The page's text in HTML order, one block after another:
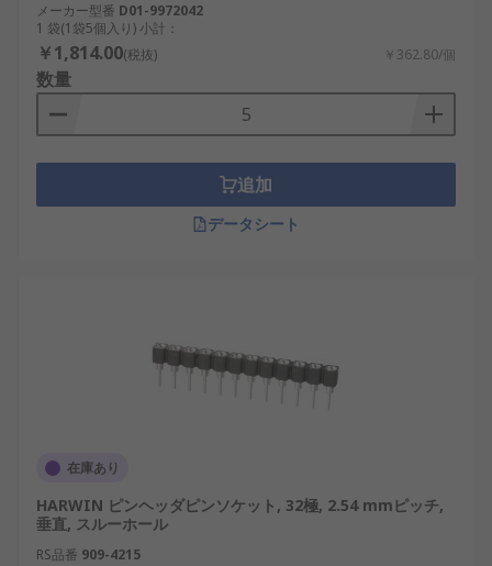
着脱の容易さ： 部品交換が迅速に行える。
例：国内の研究開発現場での試験回路、産業
ロボットのメンテナンス。
省スペース設計： コンパクトな構造で基板ス
ペースを節約。例：日本のIoT機器、携帯型電
子機器。
信頼性の高さ： 安定した電気的接続を提供。
例：風力発電制御装置、国内交通システムの
中小メーカーの量産製品。
多様な選定肢： 豊富なメーカーから販売され
ており、通販でも入手可能。例：国内通販サ
ただし、デメリットも存在します。
耐久性の限界： 頻繁な抜き差しにより接点が
劣化する可能性。
メーカー型番 D01-9972042
1 袋(1袋5個入り) 小計：
￥1,814.00(税抜) ￥362.80/個
数量
追加
データシート
在庫あり
HARWIN ピンヘッダピンソケット, 32極, 2.54 mmピッチ,
垂直, スルーホール
RS品番 909-4215